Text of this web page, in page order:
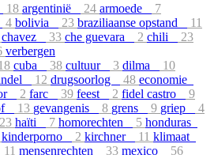
18 argentinië 24 armoede
7
4 bolivia 23 braziliaanse opstand
11
chavez 33 che guevara 2 chili
23
verbergen
cuba 38 cultuur 3 dilma
10
12 drugsoorlog 48 economie
2 farc 39 feest 2 fidel castro
9
13 gevangenis 8 grens 9 griep
4
23 haïti 7 homorechten 5 honduras
kinderporno 2 kirchner 11 klimaat
11 mensenrechten 33 mexico
56